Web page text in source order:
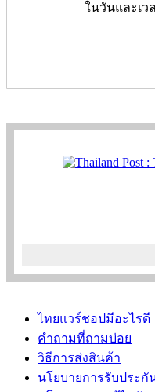
ในวันและเว
ไทยแวร์ชอปมีอะไรดี
คำถามที่ถามบ่อย
วิธีการส่งสินค้า
นโยบายการรับประกั